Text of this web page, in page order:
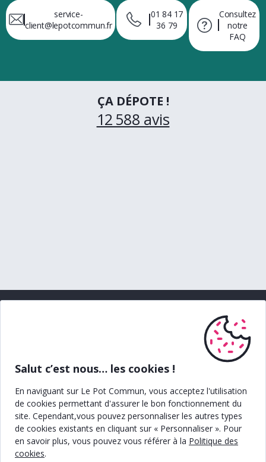
Salut c’est nous… les cookies !
En naviguant sur Le Pot Commun, vous acceptez l'utilisation
de cookies permettant d'assurer le bon fonctionnement du
site. Cependant,vous pouvez personnaliser les autres types
de cookies existants en cliquant sur « Personnaliser ». Pour
en savoir plus, vous pouvez vous référer à la Politique des
cookies.
service-
client@lepotcommun.fr
01 84 17
36 79
Consultez
notre
FAQ
ÇA DÉPOTE !
12 588 avis
commun
CGU de Xpollens
Politique de confidentialité de
Xpollens
Sécurité
Chiffrement https
Protection 3D secure